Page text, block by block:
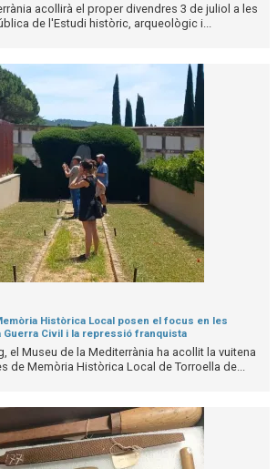
acollirà el proper divendres 3 de juliol a les
de l'Estudi històric, arqueològic i...
Històrica Local posen el focus en les
Civil i la repressió franquista
el Museu de la Mediterrània ha acollit la vuitena
de Memòria Històrica Local de Torroella de...